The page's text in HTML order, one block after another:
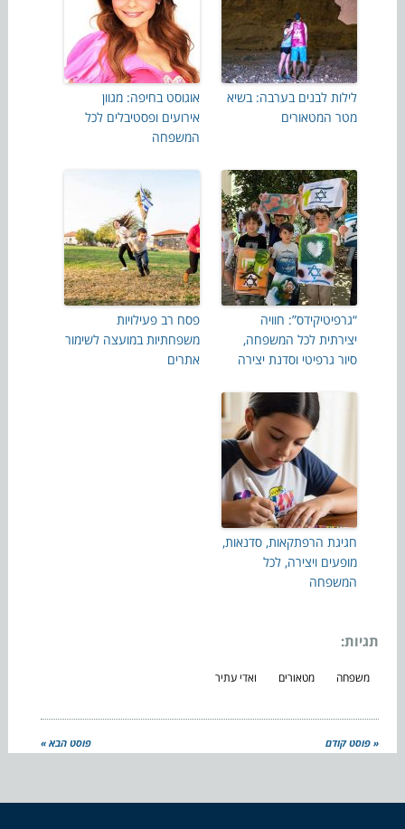
לילות לבנים בערבה: בשיא
מטר המטאורים
אוגוסט בחיפה: מגוון
אירועים ופסטיבלים לכל
המשפחה
“גרפיטיקידס”: חוויה
יצירתית לכל המשפחה,
סיור גרפיטי וסדנת יצירה
פסח רב פעילויות
משפחתיות במועצה לשימור
אתרים
חגיגת הרפתקאות, סדנאות,
מופעים ויצירה, לכל
המשפחה
תגיות:
משפחה מטאורים ואדי עתיר
« פוסט קודם פוסט הבא »